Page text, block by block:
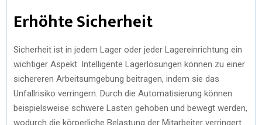
Erhöhte Sicherheit
Sicherheit ist in jedem Lager oder jeder Lagereinrichtung ein
wichtiger Aspekt. Intelligente Lagerlösungen können zu einer
sichereren Arbeitsumgebung beitragen, indem sie das
Unfallrisiko verringern. Durch die Automatisierung können
beispielsweise schwere Lasten gehoben und bewegt werden,
wodurch die körperliche Belastung der Mitarbeiter verringert